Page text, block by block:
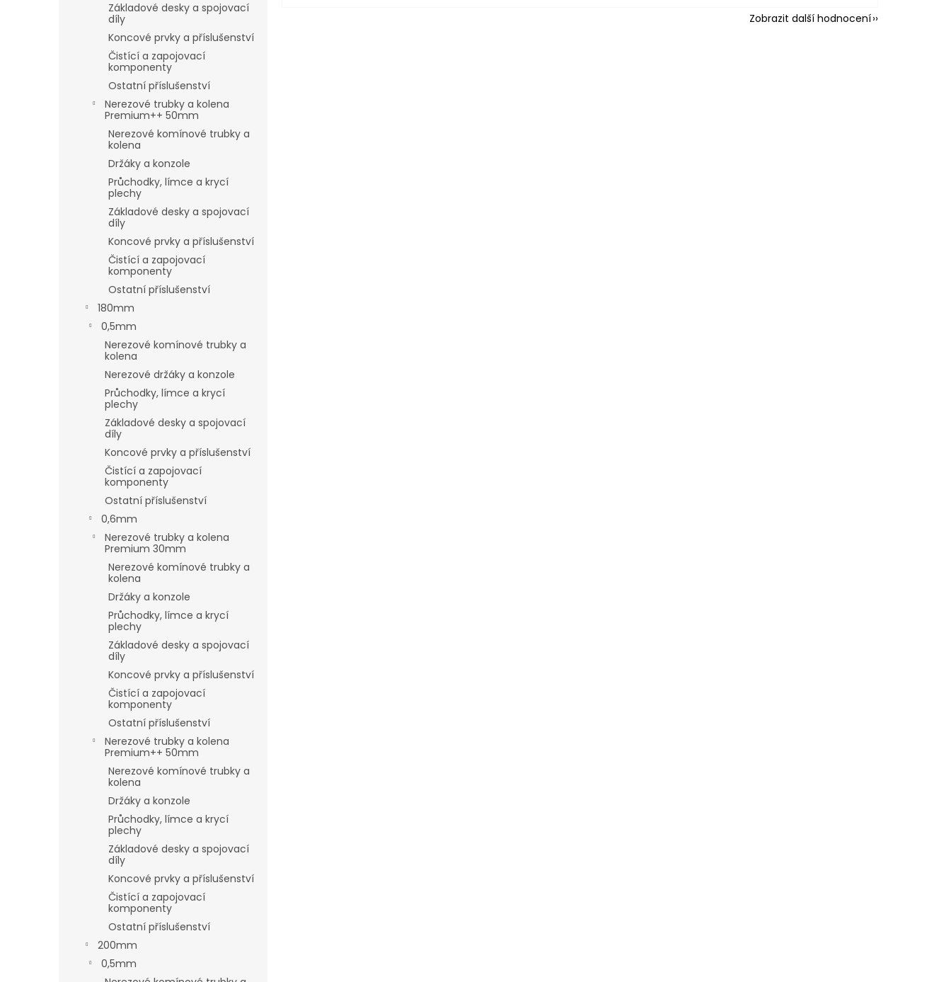
Základové desky a spojovací
díly
Koncové prvky a příslušenství
Čistící a zapojovací
komponenty
Ostatní příslušenství
Nerezové trubky a kolena
Premium++ 50mm
Nerezové komínové trubky a
kolena
Držáky a konzole
Průchodky, límce a krycí
plechy
Základové desky a spojovací
díly
Koncové prvky a příslušenství
Čistící a zapojovací
komponenty
Ostatní příslušenství
180mm
0,5mm
Nerezové komínové trubky a
kolena
Nerezové držáky a konzole
Průchodky, límce a krycí
plechy
Základové desky a spojovací
díly
Koncové prvky a příslušenství
Čistící a zapojovací
komponenty
Ostatní příslušenství
0,6mm
Nerezové trubky a kolena
Premium 30mm
Nerezové komínové trubky a
kolena
Držáky a konzole
Průchodky, límce a krycí
plechy
Základové desky a spojovací
díly
Koncové prvky a příslušenství
Čistící a zapojovací
komponenty
Ostatní příslušenství
Nerezové trubky a kolena
Premium++ 50mm
Nerezové komínové trubky a
kolena
Držáky a konzole
Průchodky, límce a krycí
plechy
Základové desky a spojovací
díly
Koncové prvky a příslušenství
Čistící a zapojovací
komponenty
Ostatní příslušenství
200mm
0,5mm
Zobrazit další hodnocení